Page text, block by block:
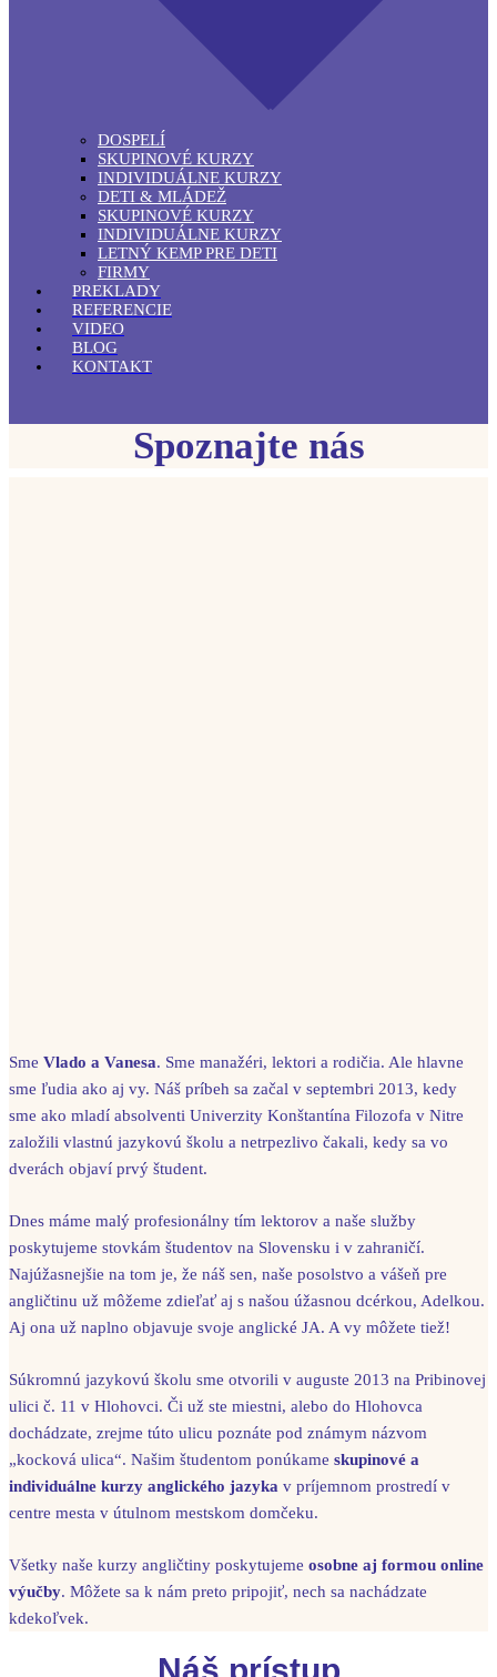
DOSPELÍ
SKUPINOVÉ KURZY
INDIVIDUÁLNE KURZY
DETI & MLÁDEŽ
SKUPINOVÉ KURZY
INDIVIDUÁLNE KURZY
LETNÝ KEMP PRE DETI
FIRMY
PREKLADY
REFERENCIE
VIDEO
BLOG
KONTAKT
Spoznajte nás
Sme Vlado a Vanesa. Sme manažéri, lektori a rodičia. Ale hlavne
sme ľudia ako aj vy. Náš príbeh sa začal v septembri 2013, kedy
sme ako mladí absolventi Univerzity Konštantína Filozofa v Nitre
založili vlastnú jazykovú školu a netrpezlivo čakali, kedy sa vo
dverách objaví prvý študent.
Dnes máme malý profesionálny tím lektorov a naše služby
poskytujeme stovkám študentov na Slovensku i v zahraničí.
Najúžasnejšie na tom je, že náš sen, naše posolstvo a vášeň pre
angličtinu už môžeme zdieľať aj s našou úžasnou dcérkou, Adelkou.
Aj ona už naplno objavuje svoje anglické JA. A vy môžete tiež!
Súkromnú jazykovú školu sme otvorili v auguste 2013 na Pribinovej
ulici č. 11 v Hlohovci. Či už ste miestni, alebo do Hlohovca
dochádzate, zrejme túto ulicu poznáte pod známym názvom
„kocková ulica“. Našim študentom ponúkame skupinové a
individuálne kurzy anglického jazyka v príjemnom prostredí v
centre mesta v útulnom mestskom domčeku.
Všetky naše kurzy angličtiny poskytujeme osobne aj formou online
výučby. Môžete sa k nám preto pripojiť, nech sa nachádzate
kdekoľvek.